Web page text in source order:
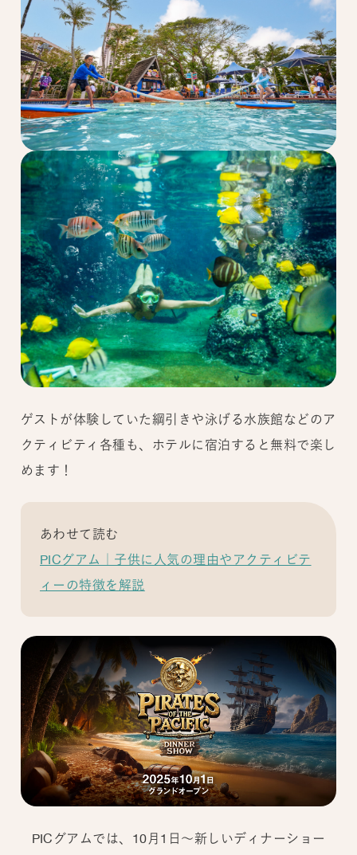
ゲストが体験していた綱引きや泳げる水族館などのア
クティビティ各種も、ホテルに宿泊すると無料で楽し
めます！
あわせて読む
PICグアム｜子供に人気の理由やアクティビテ
ィーの特徴を解説
PICグアムでは、10月1日～新しいディナーショー